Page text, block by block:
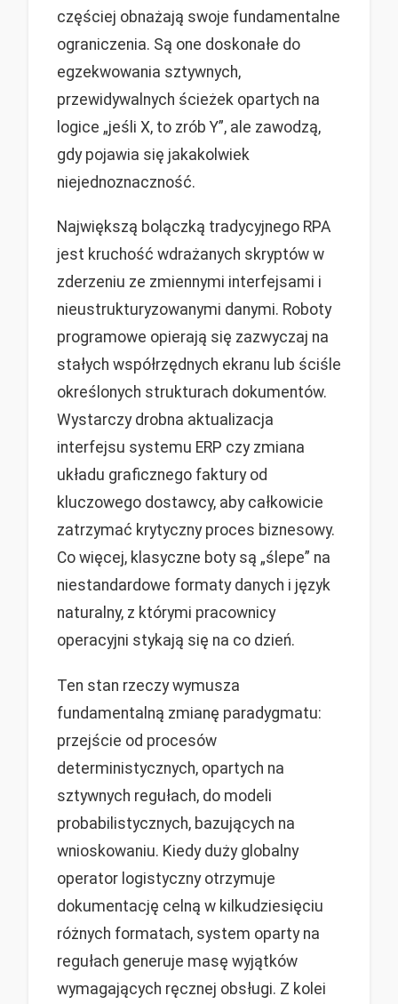
częściej obnażają swoje fundamentalne
ograniczenia. Są one doskonałe do
egzekwowania sztywnych,
przewidywalnych ścieżek opartych na
logice „jeśli X, to zrób Y”, ale zawodzą,
gdy pojawia się jakakolwiek
niejednoznaczność.
Największą bolączką tradycyjnego RPA
jest kruchość wdrażanych skryptów w
zderzeniu ze zmiennymi interfejsami i
nieustrukturyzowanymi danymi. Roboty
programowe opierają się zazwyczaj na
stałych współrzędnych ekranu lub ściśle
określonych strukturach dokumentów.
Wystarczy drobna aktualizacja
interfejsu systemu ERP czy zmiana
układu graficznego faktury od
kluczowego dostawcy, aby całkowicie
zatrzymać krytyczny proces biznesowy.
Co więcej, klasyczne boty są „ślepe” na
niestandardowe formaty danych i język
naturalny, z którymi pracownicy
operacyjni stykają się na co dzień.
Ten stan rzeczy wymusza
fundamentalną zmianę paradygmatu:
przejście od procesów
deterministycznych, opartych na
sztywnych regułach, do modeli
probabilistycznych, bazujących na
wnioskowaniu. Kiedy duży globalny
operator logistyczny otrzymuje
dokumentację celną w kilkudziesięciu
różnych formatach, system oparty na
regułach generuje masę wyjątków
wymagających ręcznej obsługi. Z kolei